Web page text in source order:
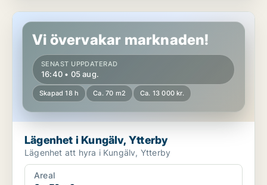
Lägenhet i Kungälv, Ytterby
Vi övervakar marknaden!
SENAST UPPDATERAD
16:40 • 05 aug.
Skapad 18 h Ca. 70 m2 Ca. 13 000 kr.
Lägenhet i Kungälv, Ytterby
Lägenhet att hyra i Kungälv, Ytterby
Areal